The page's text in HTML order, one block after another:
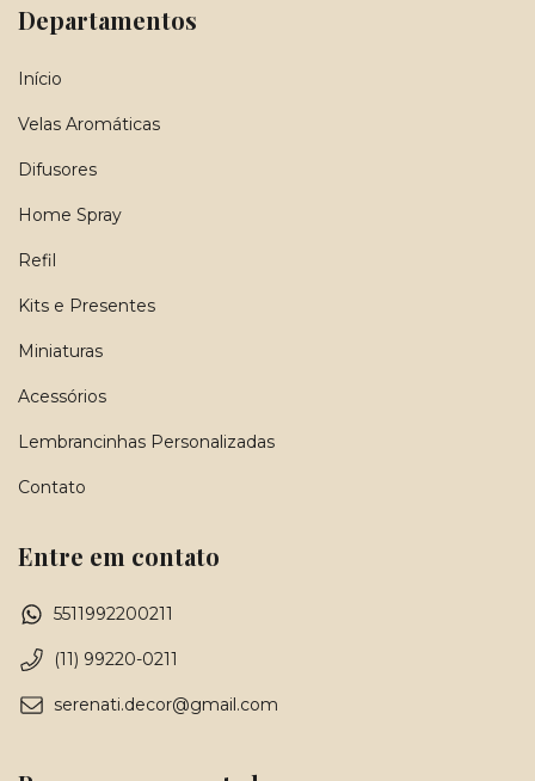
Departamentos
Início
Velas Aromáticas
Difusores
Home Spray
Refil
Kits e Presentes
Miniaturas
Acessórios
Lembrancinhas Personalizadas
Contato
Entre em contato
5511992200211
(11) 99220-0211
serenati.decor@gmail.com